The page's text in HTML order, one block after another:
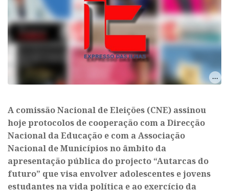
A comissão Nacional de Eleições (CNE) assinou
hoje protocolos de cooperação com a Direcção
Nacional da Educação e com a Associação
Nacional de Municípios no âmbito da
apresentação pública do projecto “Autarcas do
futuro” que visa envolver adolescentes e jovens
estudantes na vida política e ao exercício da